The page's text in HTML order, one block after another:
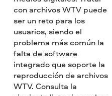
con archivos WTV puede
ser un reto para los
usuarios, siendo el
problema más común la
falta de software
integrado que soporte la
reproducción de archivos
WTV. Consulta la